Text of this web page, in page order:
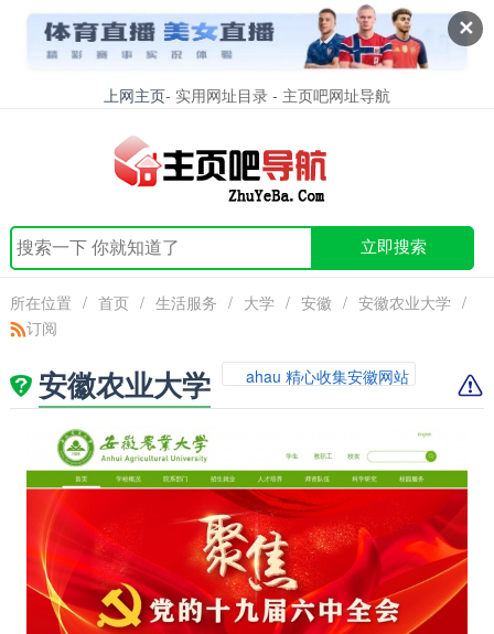
✕
上网主页- 实用网址目录 - 主页吧网址导航
立即搜索
所在位置 / 首页 / 生活服务 / 大学 / 安徽 / 安徽农业大学 /
订阅
安徽农业大学 ahau 精心收集安徽网站